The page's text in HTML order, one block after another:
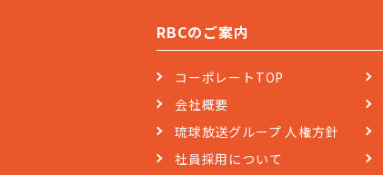
RBCのご案内
コーポレートTOP
会社概要
琉球放送グループ 人権方針
社員採用について